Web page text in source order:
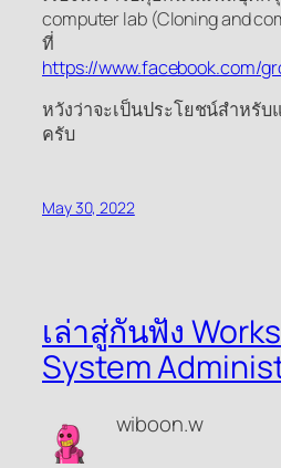
computer lab (Cloning and
ที่
https://www.facebook.com/
หวังว่าจะเป็นประโยชน์สำหรั
ครับ
May 30, 2022
เล่าสู่กันฟัง
System
wiboon.w